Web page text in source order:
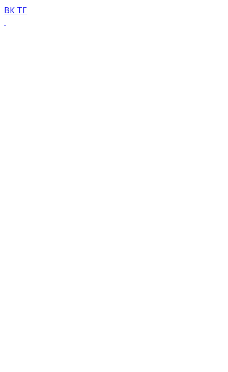
ВК ТГ